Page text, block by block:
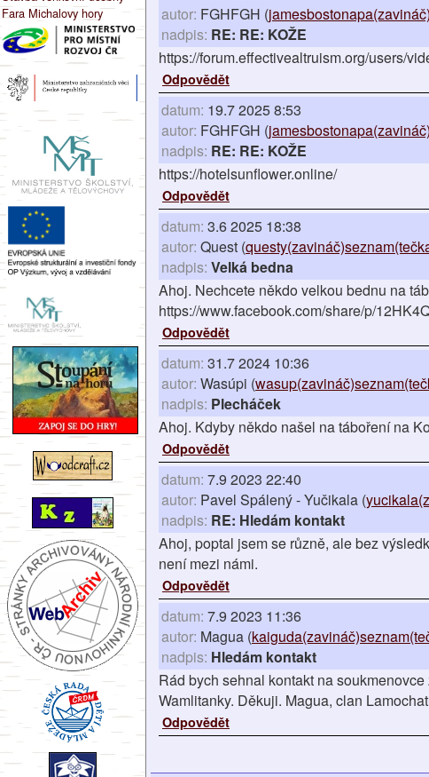
Fara Michalovy hory
autor: FGHFGH (
nadpis: RE: RE: KOŽE
https://forum.effectivealtruism.org/users/
Odpovědět
datum: 19.7 2025 8:53
autor: FGHFGH (
nadpis: RE: RE: KOŽE
https://hotelsunflower.online/
Odpovědět
datum: 3.6 2025 18:38
autor: Quest (
nadpis: Velká bedna
Ahoj. Nechcete někdo velkou bednu na
https://www.facebook.com/share/p/
Odpovědět
datum: 31.7 2024 10:36
autor: Wasúpi (
nadpis: Plecháček
Ahoj. Kdyby někdo našel na táboření na
Odpovědět
datum: 7.9 2023 22:40
autor: Pavel Spálený - Yučikala (
nadpis: RE: Hledám kontakt
Ahoj, poptal jsem se různě, ale bez
není mezi námi.
Odpovědět
datum: 7.9 2023 11:36
autor: Magua (
nadpis: Hledám kontakt
Rád bych sehnal kontakt na
Wamlitanky. Děkuji. Magua, clan
Odpovědět